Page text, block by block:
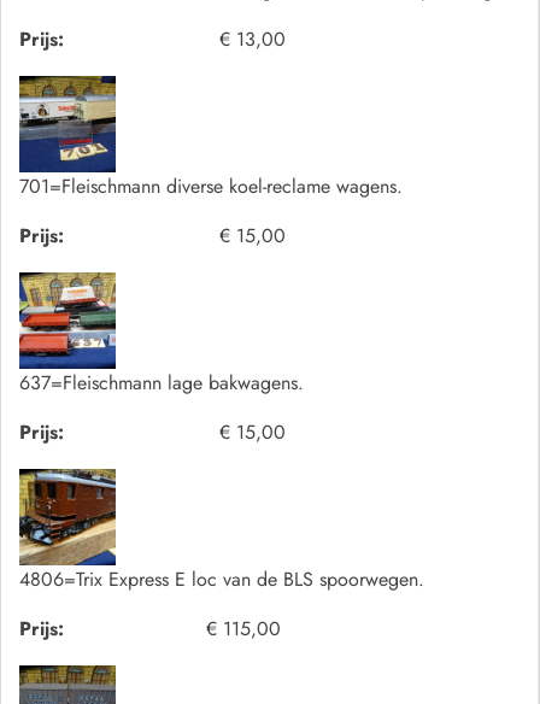
Prijs:
€ 13,00
701=Fleischmann diverse koel-reclame wagens.
Prijs:
€ 15,00
637=Fleischmann lage bakwagens.
Prijs:
€ 15,00
4806=Trix Express E loc van de BLS spoorwegen.
Prijs:
€ 115,00